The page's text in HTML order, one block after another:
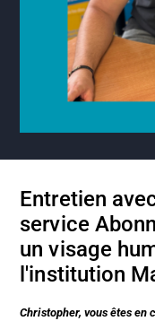
Entretien
service
un visage
l'institution
Christopher, vous êtes en